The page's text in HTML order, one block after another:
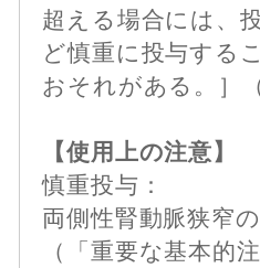
超える場合には、
ど慎重に投与する
おそれがある。］
【使用上の注意】
慎重投与：
両側性腎動脈狭窄
（「重要な基本的